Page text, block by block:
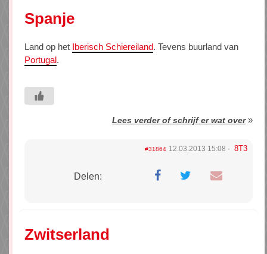
Spanje
Land op het Iberisch Schiereiland. Tevens buurland van
Portugal.
Lees verder of schrijf er wat over»
#31864 12.03.2013 15:08 8T3
Delen:
Zwitserland